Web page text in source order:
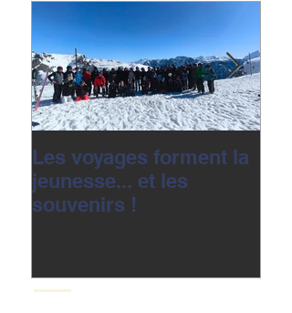
Les voyages forment la
jeunesse... et les
souvenirs !